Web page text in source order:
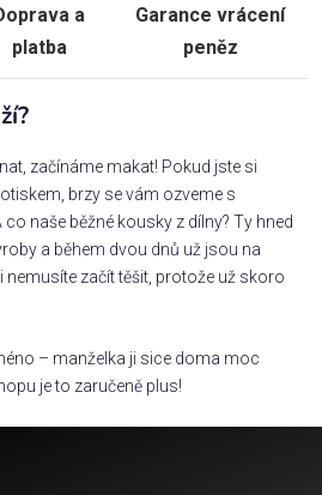
a
platba
Garance vrácení
peněz
začínáme makat! Pokud jste si
brzy se vám ozveme s
naše běžné kousky z dílny? Ty hned
a během dvou dnů už jsou na
nemusíte začít těšit, protože už skoro
– manželka ji sice doma moc
je to zaručeně plus!